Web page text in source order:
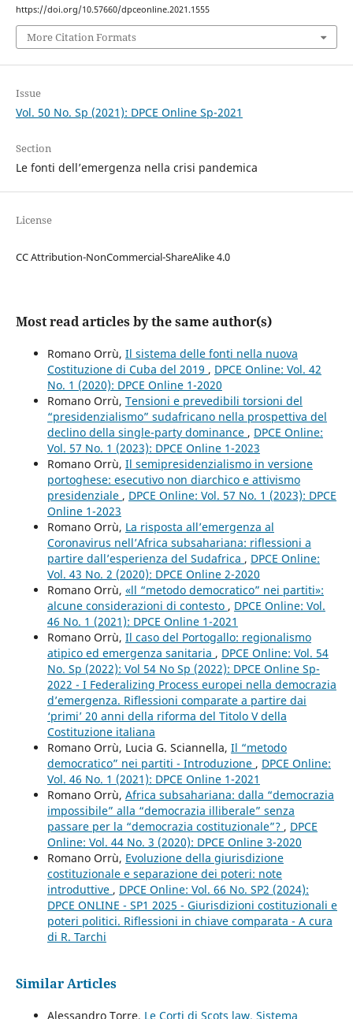
https://doi.org/10.57660/dpceonline.2021.1555
More Citation Formats
Issue
Vol. 50 No. Sp (2021): DPCE Online Sp-2021
Section
Le fonti dell’emergenza nella crisi pandemica
License
CC Attribution-NonCommercial-ShareAlike 4.0
Most read articles by the same author(s)
Romano Orrù, Il sistema delle fonti nella nuova
Costituzione di Cuba del 2019 , DPCE Online: Vol. 42
No. 1 (2020): DPCE Online 1-2020
Romano Orrù, Tensioni e prevedibili torsioni del
“presidenzialismo” sudafricano nella prospettiva del
declino della single-party dominance , DPCE Online:
Vol. 57 No. 1 (2023): DPCE Online 1-2023
Romano Orrù, Il semipresidenzialismo in versione
portoghese: esecutivo non diarchico e attivismo
presidenziale , DPCE Online: Vol. 57 No. 1 (2023): DPCE
Online 1-2023
Romano Orrù, La risposta all’emergenza al
Coronavirus nell’Africa subsahariana: riflessioni a
partire dall’esperienza del Sudafrica , DPCE Online:
Vol. 43 No. 2 (2020): DPCE Online 2-2020
Romano Orrù, «ll “metodo democratico” nei partiti»:
alcune considerazioni di contesto , DPCE Online: Vol.
46 No. 1 (2021): DPCE Online 1-2021
Romano Orrù, Il caso del Portogallo: regionalismo
atipico ed emergenza sanitaria , DPCE Online: Vol. 54
No. Sp (2022): Vol 54 No Sp (2022): DPCE Online Sp-
2022 - I Federalizing Process europei nella democrazia
d’emergenza. Riflessioni comparate a partire dai
‘primi’ 20 anni della riforma del Titolo V della
Costituzione italiana
Romano Orrù, Lucia G. Sciannella, Il “metodo
democratico” nei partiti - Introduzione , DPCE Online:
Vol. 46 No. 1 (2021): DPCE Online 1-2021
Romano Orrù, Africa subsahariana: dalla “democrazia
impossibile” alla “democrazia illiberale” senza
passare per la “democrazia costituzionale”? , DPCE
Online: Vol. 44 No. 3 (2020): DPCE Online 3-2020
Romano Orrù, Evoluzione della giurisdizione
costituzionale e separazione dei poteri: note
introduttive , DPCE Online: Vol. 66 No. SP2 (2024):
DPCE ONLINE - SP1 2025 - Giurisdizioni costituzionali e
poteri politici. Riflessioni in chiave comparata - A cura
di R. Tarchi
Similar Articles
Alessandro Torre, Le Corti di Scots law. Sistema